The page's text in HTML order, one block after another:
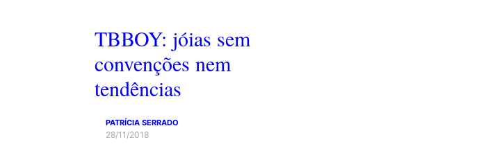
TBBOY: jóias sem
convenções nem
tendências
PATRÍCIA SERRADO
28/11/2018